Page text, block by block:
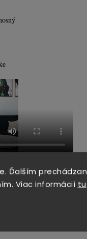
Ďalším
Viac informácií tu.